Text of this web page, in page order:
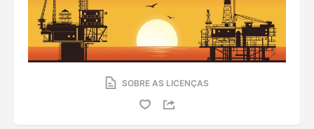
SOBRE AS LICENÇAS